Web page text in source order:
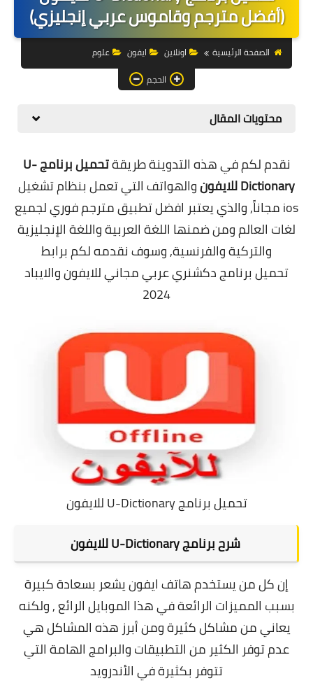
التجارة الالكترونية
التسويق
التداول
الهاتف
المواقع
زيادة متابعين
العملات المشفرة
الاستثمار
(أفضل مترجم وقاموس عربي إنجليزي)
الصفحة الرئيسية اونلاين ايفون
علوم
الحجم
محتويات المقال
نقدم لكم في هذه التدوينة طريقة
تحميل برنامج U-
Dictionary للايفون
والهواتف التي تعمل بنظام تشغيل
ios مجاناً, والذي يعتبر افضل تطبيق مترجم فوري لجميع
لغات العالم ومن ضمنها اللغة العربية واللغة الإنجليزية
والتركية والفرنسية, وسوف نقدمه لكم برابط
تحميلبرنامج دكشنري عربيمجاني للايفون والايباد
2024
تحميل برنامج U-Dictionary للايفون
شرح برنامج U-Dictionary للايفون
إن كل من يستخدم هاتف ايفون يشعر بسعادة كبيرة
بسبب المميزات الرائعة في هذا الموبايل الرائع , ولكنه
يعاني من مشاكل كثيرة ومن أبرز هذه المشاكل هي
عدم توفر الكثير من التطبيقات والبرامج الهامة التي
تتوفر بكثيرة في الأندرويد